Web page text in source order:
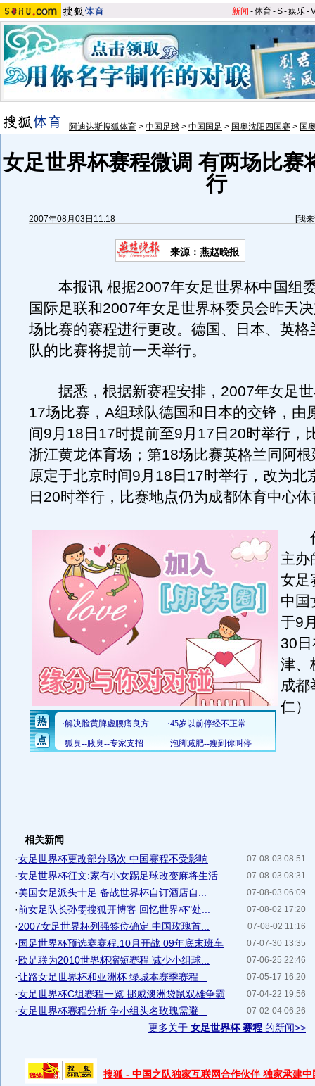
新闻 -体育-S-娱乐-
阿迪达斯搜狐体育 > 中国足球 > 中国国足 > 国奥沈阳四国赛 > 国
女足世界杯赛程微调 有两场比赛
行
2007年08月03日11:18 [我
来源：燕赵晚报
本报讯 根据2007年女足世界杯中国组
国际足联和2007年女足世界杯委员会昨天
场比赛的赛程进行更改。德国、日本、英格
队的比赛将提前一天举行。
据悉，根据新赛程安排，2007年女足世
17场比赛，A组球队德国和日本的交锋，由
间9月18日17时提前至9月17日20时举行，
浙江黄龙体育场；第18场比赛英格兰同阿
原定于北京时间9月18日17时举行，改为北
日20时举行，比赛地点仍为成都体育中心
作
主办
女足
中国
于9
30
津、
成都
仁）
相关新闻
07-08-03 08:51
·女足世界杯更改部分场次 中国赛程不受影响
07-08-03 08:31
·女足世界杯征文:家有小女踢足球改变麻将生活
07-08-03 06:09
·美国女足派头十足 备战世界杯自订酒店自...
07-08-02 17:20
·前女足队长孙雯搜狐开博客 回忆世界杯"处...
07-08-02 11:16
·2007女足世界杯列强签位确定 中国玫瑰首...
07-07-30 13:35
·国足世界杯预选赛赛程:10月开战 09年底末班车
07-06-25 22:46
·欧足联为2010世界杯缩短赛程 减少小组球...
07-05-17 16:20
·让路女足世界杯和亚洲杯 绿城本赛季赛程...
07-04-22 19:56
·女足世界杯C组赛程一览 挪威澳洲袋鼠双雄争霸
07-02-04 06:26
·女足世界杯赛程分析 争小组头名玫瑰需避...
更多关于 女足世界杯 赛程 的新闻>>
搜狐 - 中国之队独家互联网合作伙伴 独家承建中